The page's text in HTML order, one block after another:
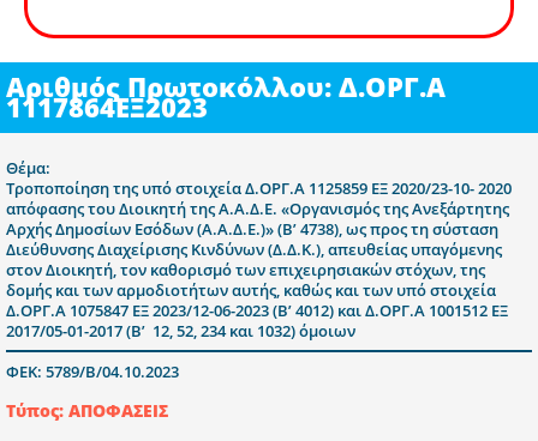
Αριθμός Πρωτοκόλλου: Δ.ΟΡΓ.Α
1117864ΕΞ2023
Θέμα:
Τροποποίηση της υπό στοιχεία Δ.ΟΡΓ.Α 1125859 ΕΞ 2020/23-10- 2020
απόφασης του Διοικητή της Α.Α.Δ.Ε. «Οργανισμός της Ανεξάρτητης
Αρχής Δημοσίων Εσόδων (Α.Α.Δ.Ε.)» (Β’ 4738), ως προς τη σύσταση
Διεύθυνσης Διαχείρισης Κινδύνων (Δ.Δ.Κ.), απευθείας υπαγόμενης
στον Διοικητή, τον καθορισμό των επιχειρησιακών στόχων, της
δομής και των αρμοδιοτήτων αυτής, καθώς και των υπό στοιχεία
Δ.ΟΡΓ.Α 1075847 ΕΞ 2023/12-06-2023 (Β’ 4012) και Δ.ΟΡΓ.Α 1001512 ΕΞ
2017/05-01-2017 (Β’ 12, 52, 234 και 1032) όμοιων
ΦΕΚ: 5789/Β/04.10.2023
Τύπος: ΑΠΟΦΑΣΕΙΣ